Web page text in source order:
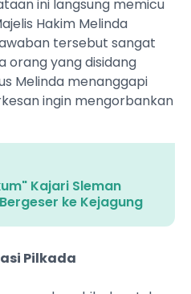
ini langsung memicu
Hakim Melinda
tersebut sangat
orang yang disidang
Melinda menanggapi
ingin mengorbankan
Kajari Sleman
ke Kejagung
Pilkada